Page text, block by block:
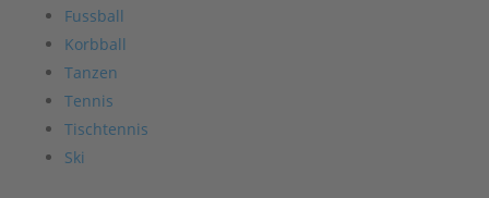
Fussball
Korbball
Tanzen
Tennis
Tischtennis
Ski